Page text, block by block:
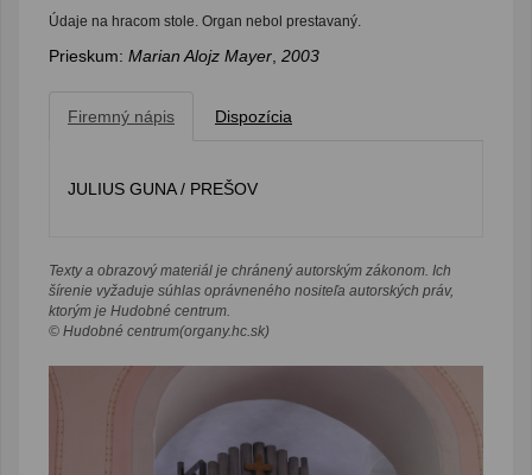
Údaje na hracom stole. Organ nebol prestavaný.
Prieskum: Marian Alojz Mayer 2003
Firemný nápis Dispozícia
JULIUS GUNA / PREŠOV
Texty a obrazový materiál je chránený autorským zákonom. Ich
šírenie vyžaduje súhlas oprávneného nositeľa autorských práv,
ktorým je Hudobné centrum.
© Hudobné centrum(organy.hc.sk)